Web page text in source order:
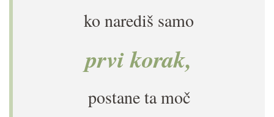
ko narediš samo
prvi korak,
postane ta moč